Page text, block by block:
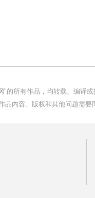
"的所有作品，均转载、编译
品内容、版权和其他问题需